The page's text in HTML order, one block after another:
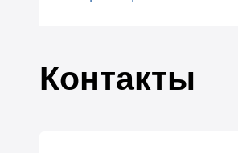
Контакты